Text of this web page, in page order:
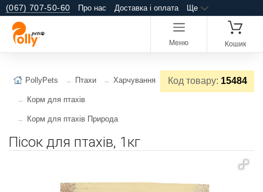
(067) 707-50-60 Про нас Доставка і оплата Ще
Меню Кошик
Код товару: 15484
PollyPets Птахи Харчування
Корм для птахів
Корм для птахів Природа
Пісок для птахів, 1кг